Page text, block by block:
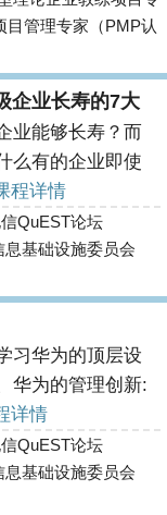
目管理专家（PMP认
企业长寿的7大
业能够长寿？而
么有的企业即使
程详情
QuEST论坛
息基础设施委员会
习华为的顶层设
华为的管理创新:
详情
QuEST论坛
息基础设施委员会